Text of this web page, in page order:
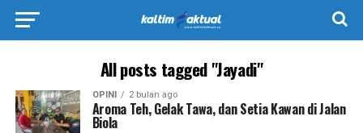
All posts tagged "Jayadi"
OPINI 2 bulan ago
Aroma Teh, Gelak Tawa, dan Setia Kawan di Jalan
Biola